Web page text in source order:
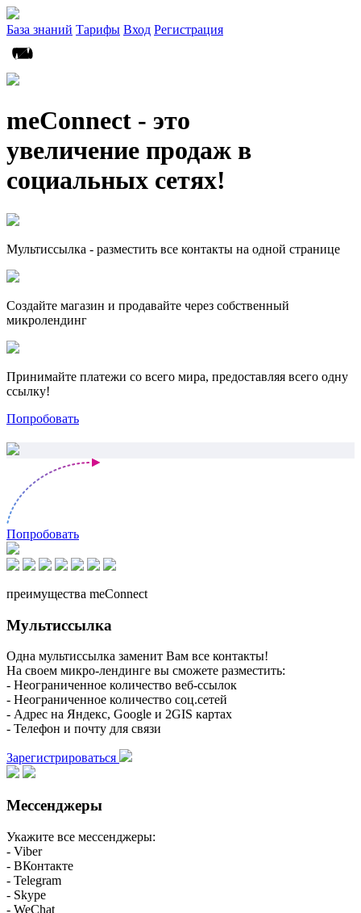
База знаний Тарифы Вход Регистрация
meConnect - это
увеличение продаж в
социальных сетях!
Мультиссылка - разместить все контакты на одной странице
Создайте магазин и продавайте через собственный
микролендинг
Принимайте платежи со всего мира, предоставляя всего одну
ссылку!
Попробовать
Попробовать
преимущества meConnect
Мультиссылка
Одна мультиссылка заменит Вам все контакты!
На своем микро-лендинге вы сможете разместить:
- Неограниченное количество веб-ссылок
- Неограниченное количество соц.сетей
- Адрес на Яндекс, Google и 2GIS картах
- Телефон и почту для связи
Зарегистрироваться
Мессенджеры
Укажите все мессенджеры:
- Viber
- ВКонтакте
- Telegram
- Skype
- WeChat